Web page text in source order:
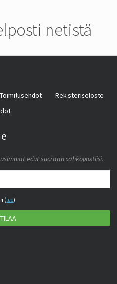
netistä
Toimitusehdot
Rekisteriseloste
edut suoraan sähköpostiisi.
(lue)
TILAA